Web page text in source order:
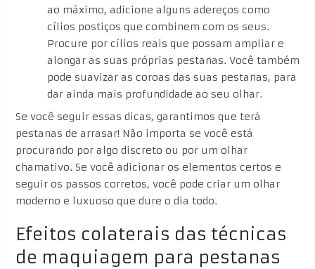
ao máximo, adicione alguns adereços como
cílios postiços que combinem com os seus.
Procure por cílios reais que possam ampliar e
alongar as suas próprias pestanas. Você também
pode suavizar as coroas das suas pestanas, para
dar ainda mais profundidade ao seu olhar.
Se você seguir essas dicas, garantimos que terá
pestanas de arrasar! Não importa se você está
procurando por algo discreto ou por um olhar
chamativo. Se você adicionar os elementos certos e
seguir os passos corretos, você pode criar um olhar
moderno e luxuoso que dure o dia todo.
Efeitos colaterais das técnicas
de maquiagem para pestanas